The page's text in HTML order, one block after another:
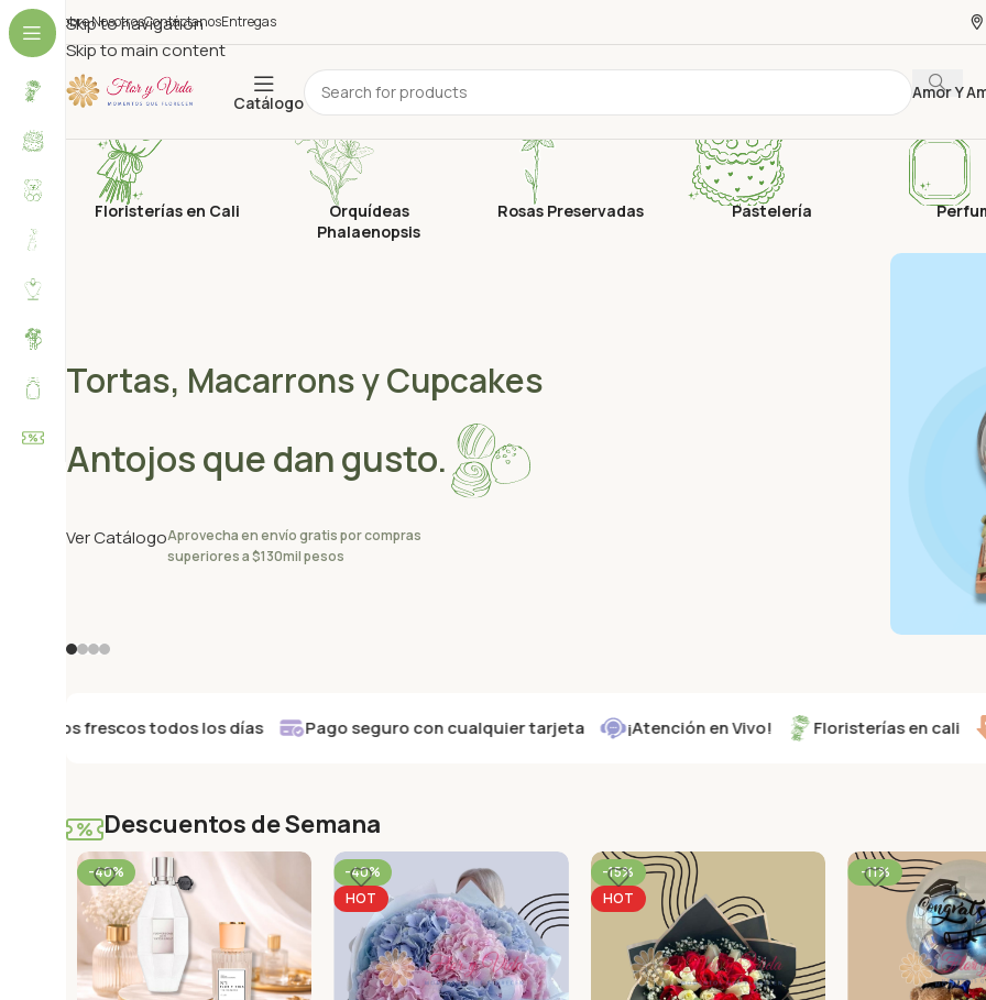
Skip to navigation
Skip to main content
Sobre NosotrosContáctanosEntregas
Catálogo
Amor Y
Floristerías en Cali
Orquídeas
Phalaenopsis
Rosas Preservadas Pastelería
Tortas, Macarrons y Cupcakes
Antojos que dan gusto.
Ver CatálogoAprovecha en envío gratis por compras
superiores a $130mil pesos
en
Alta
Aplica
El Día de la
frescos todos los días Pago seguro con cualquier tarjeta ¡Atención en Vivo! Floristerías en cali
Descuentos de Semana
-40%
-40%
HOT
-15%
HOT
-11%